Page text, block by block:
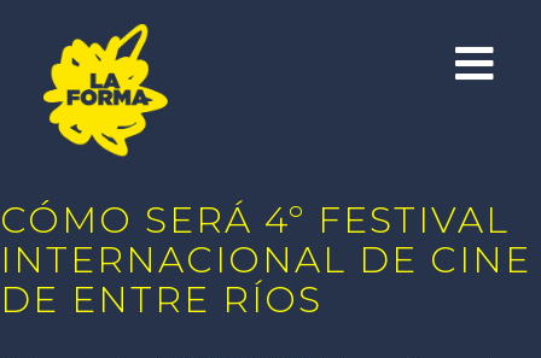
CÓMO SERÁ 4º FESTIVAL
INTERNACIONAL DE CINE
DE ENTRE RÍOS